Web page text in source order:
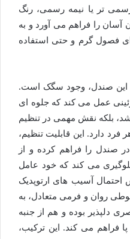
تر یا نیمه رسمی، رنگ
را فراهم می آورد و به
فصول گرم و حتی استفاده
این صندل، وجود سگک است.
عمل می کند که جلوه ای
بلکه نقش مهمی در تنظیم
دارد. این قابلیت تنظیم،
صندل را فراهم کرده و از
می کند که خود عامل
آسیب های ارتوپدیک
روان و فرمی متعادل، به
دلپذیر بوده و هم از جنبه
پا فراهم می کند. این ترکیب،